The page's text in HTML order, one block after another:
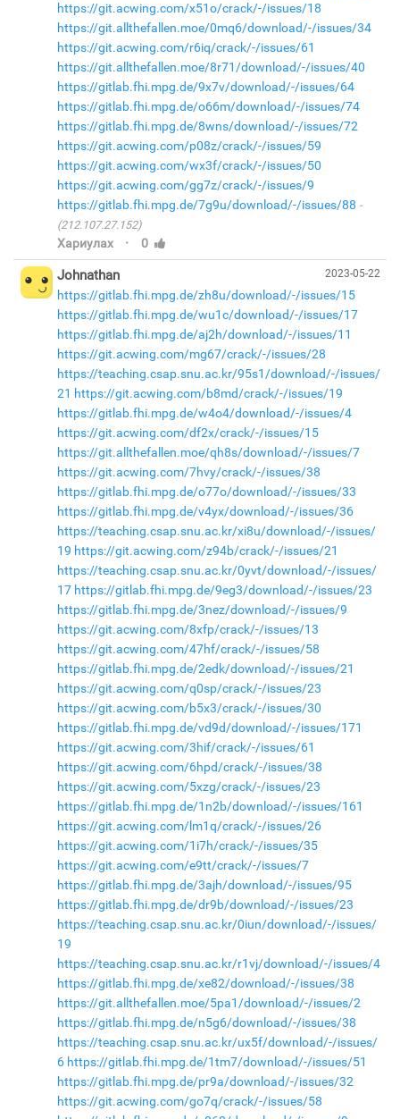
https://git.acwing.com/x51o/crack/-/issues/18
https://git.allthefallen.moe/0mq6/download/-/issues/34
https://git.acwing.com/r6iq/crack/-/issues/61
https://git.allthefallen.moe/8r71/download/-/issues/40
https://gitlab.fhi.mpg.de/9x7v/download/-/issues/64
https://gitlab.fhi.mpg.de/o66m/download/-/issues/74
https://gitlab.fhi.mpg.de/8wns/download/-/issues/72
https://git.acwing.com/p08z/crack/-/issues/59
https://git.acwing.com/wx3f/crack/-/issues/50
https://git.acwing.com/gg7z/crack/-/issues/9
https://gitlab.fhi.mpg.de/7g9u/download/-/issues/88
(212.107.27.152)
Хариулах · 0
2023-05-22
Johnathan
https://gitlab.fhi.mpg.de/zh8u/download/-/issues/15
https://gitlab.fhi.mpg.de/wu1c/download/-/issues/17
https://gitlab.fhi.mpg.de/aj2h/download/-/issues/11
https://git.acwing.com/mg67/crack/-/issues/28
https://teaching.csap.snu.ac.kr/95s1/download/-/issues/
21 https://git.acwing.com/b8md/crack/-/issues/19
https://gitlab.fhi.mpg.de/w4o4/download/-/issues/4
https://git.acwing.com/df2x/crack/-/issues/15
https://git.allthefallen.moe/qh8s/download/-/issues/7
https://git.acwing.com/7hvy/crack/-/issues/38
https://gitlab.fhi.mpg.de/o77o/download/-/issues/33
https://gitlab.fhi.mpg.de/v4yx/download/-/issues/36
https://teaching.csap.snu.ac.kr/xi8u/download/-/issues/
19 https://git.acwing.com/z94b/crack/-/issues/21
https://teaching.csap.snu.ac.kr/0yvt/download/-/issues/
17 https://gitlab.fhi.mpg.de/9eg3/download/-/issues/23
https://gitlab.fhi.mpg.de/3nez/download/-/issues/9
https://git.acwing.com/8xfp/crack/-/issues/13
https://git.acwing.com/47hf/crack/-/issues/58
https://gitlab.fhi.mpg.de/2edk/download/-/issues/21
https://git.acwing.com/q0sp/crack/-/issues/23
https://git.acwing.com/b5x3/crack/-/issues/30
https://gitlab.fhi.mpg.de/vd9d/download/-/issues/171
https://git.acwing.com/3hif/crack/-/issues/61
https://git.acwing.com/6hpd/crack/-/issues/38
https://git.acwing.com/5xzg/crack/-/issues/23
https://gitlab.fhi.mpg.de/1n2b/download/-/issues/161
https://git.acwing.com/lm1q/crack/-/issues/26
https://git.acwing.com/1i7h/crack/-/issues/35
https://git.acwing.com/e9tt/crack/-/issues/7
https://gitlab.fhi.mpg.de/3ajh/download/-/issues/95
https://gitlab.fhi.mpg.de/dr9b/download/-/issues/23
https://teaching.csap.snu.ac.kr/0iun/download/-/issues/
19
https://teaching.csap.snu.ac.kr/r1vj/download/-/issues/4
https://gitlab.fhi.mpg.de/xe82/download/-/issues/38
https://git.allthefallen.moe/5pa1/download/-/issues/2
https://gitlab.fhi.mpg.de/n5g6/download/-/issues/38
https://teaching.csap.snu.ac.kr/ux5f/download/-/issues/
6 https://gitlab.fhi.mpg.de/1tm7/download/-/issues/51
https://gitlab.fhi.mpg.de/pr9a/download/-/issues/32
https://git.acwing.com/go7q/crack/-/issues/58